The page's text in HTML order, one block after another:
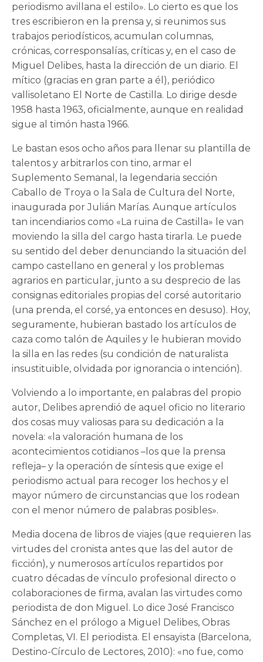
periodismo avillana el estilo». Lo cierto es que los
tres escribieron en la prensa y, si reunimos sus
trabajos periodísticos, acumulan columnas,
crónicas, corresponsalías, críticas y, en el caso de
Miguel Delibes, hasta la dirección de un diario. El
mítico (gracias en gran parte a él), periódico
vallisoletano El Norte de Castilla. Lo dirige desde
1958 hasta 1963, oficialmente, aunque en realidad
sigue al timón hasta 1966.
Le bastan esos ocho años para llenar su plantilla de
talentos y arbitrarlos con tino, armar el
Suplemento Semanal, la legendaria sección
Caballo de Troya o la Sala de Cultura del Norte,
inaugurada por Julián Marías. Aunque artículos
tan incendiarios como «La ruina de Castilla» le van
moviendo la silla del cargo hasta tirarla. Le puede
su sentido del deber denunciando la situación del
campo castellano en general y los problemas
agrarios en particular, junto a su desprecio de las
consignas editoriales propias del corsé autoritario
(una prenda, el corsé, ya entonces en desuso). Hoy,
seguramente, hubieran bastado los artículos de
caza como talón de Aquiles y le hubieran movido
la silla en las redes (su condición de naturalista
insustituible, olvidada por ignorancia o intención).
Volviendo a lo importante, en palabras del propio
autor, Delibes aprendió de aquel oficio no literario
dos cosas muy valiosas para su dedicación a la
novela: «la valoración humana de los
acontecimientos cotidianos –los que la prensa
refleja– y la operación de síntesis que exige el
periodismo actual para recoger los hechos y el
mayor número de circunstancias que los rodean
con el menor número de palabras posibles».
Media docena de libros de viajes (que requieren las
virtudes del cronista antes que las del autor de
ficción), y numerosos artículos repartidos por
cuatro décadas de vínculo profesional directo o
colaboraciones de firma, avalan las virtudes como
periodista de don Miguel. Lo dice José Francisco
Sánchez en el prólogo a Miguel Delibes, Obras
Completas, VI. El periodista. El ensayista (Barcelona,
Destino-Círculo de Lectores, 2010): «no fue, como